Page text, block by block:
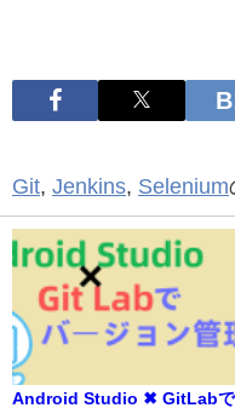
Git, Jenkins, Selenium
Android Studio ✖ GitLabで